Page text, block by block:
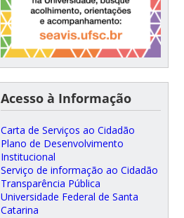
Acesso à Informação
Carta de Serviços ao Cidadão
Plano de Desenvolvimento
Institucional
Serviço de informação ao Cidadão
Transparência Pública
Universidade Federal de Santa
Catarina